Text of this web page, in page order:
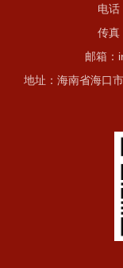
电
传真
邮箱：
地址：海南省海口